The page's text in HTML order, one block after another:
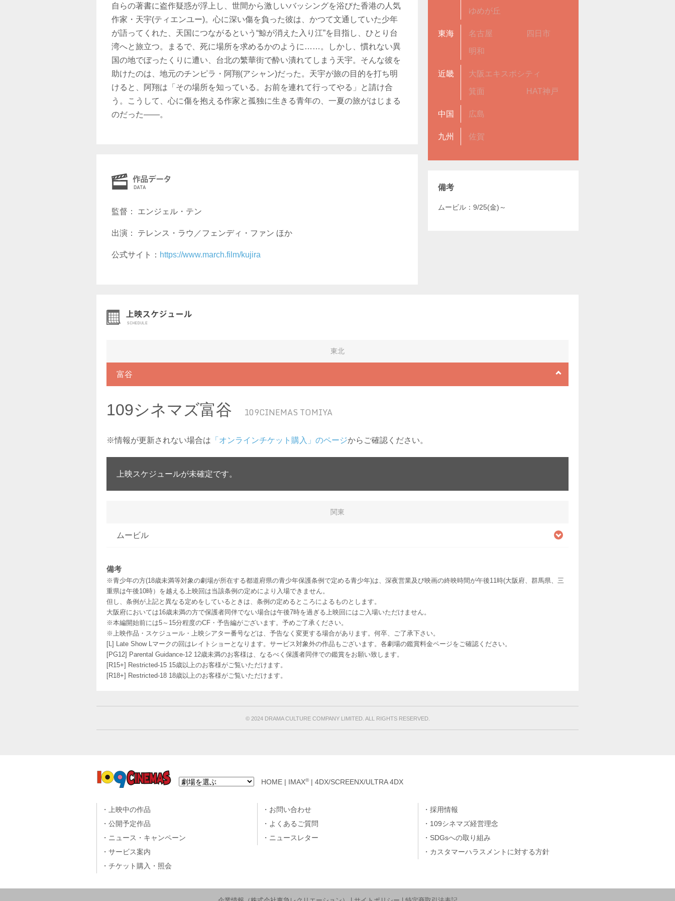
自らの著書に盗作疑惑が浮上し、世間から激しいバッシングを浴びた香港の人気
作家・天宇(ティエンユー)。心に深い傷を負った彼は、かつて文通していた少年
が語ってくれた、天国につながるという“鯨が消えた入り江”を目指し、ひとり台
湾へと旅立つ。まるで、死に場所を求めるかのように……。しかし、慣れない異
国の地でぼったくりに遭い、台北の繁華街で酔い潰れてしまう天宇。そんな彼を
助けたのは、地元のチンピラ・阿翔(アシャン)だった。天宇が旅の目的を打ち明
けると、阿翔は「その場所を知っている。お前を連れて行ってやる」と請け合
う。こうして、心に傷を抱える作家と孤独に生きる青年の、一夏の旅がはじまる
のだった――。
監督： エンジェル・テン
出演： テレンス・ラウ／フェンディ・ファン ほか
公式サイト： https://www.march.film/kujira
ゆめが丘
東海 名古屋 四日市
明和
近畿 大阪エキスポシティ
箕面 HAT神戸
中国 広島
九州 佐賀
備考
ムービル：9/25(金)～
東北
富谷
109シネマズ富谷 109CINEMAS TOMIYA
※情報が更新されない場合は 「オンラインチケット購入」のページからご確認ください。
上映スケジュールが未確定です。
関東
ムービル
備考
※青少年の方(18歳未満等対象の劇場が所在する都道府県の青少年保護条例で定める青少年)は、深夜営業及び映画の終映時間が午後11時(大阪府、群馬県、三
重県は午後10時）を越える上映回は当該条例の定めにより入場できません。
但し、条例が上記と異なる定めをしているときは、条例の定めるところによるものとします。
大阪府においては16歳未満の方で保護者同伴でない場合は午後7時を過ぎる上映回にはご入場いただけません。
※本編開始前には5～15分程度のCF・予告編がございます。予めご了承ください。
※上映作品・スケジュール・上映シアター番号などは、予告なく変更する場合があります。何卒、ご了承下さい。
[L] Late Show Lマークの回はレイトショーとなります。サービス対象外の作品もございます。各劇場の鑑賞料金ページをご確認ください。
[PG12] Parental Guidance-12 12歳未満のお客様は、なるべく保護者同伴での鑑賞をお願い致します。
[R15+] Restricted-15 15歳以上のお客様がご覧いただけます。
[R18+] Restricted-18 18歳以上のお客様がご覧いただけます。
©︎ 2024 DRAMA CULTURE COMPANY LIMITED. ALL RIGHTS RESERVED.
HOME IMAX®| 4DX/SCREENX/ULTRA 4DX
上映中の作品
公開予定作品
ニュース・キャンペーン
サービス案内
チケット購入・照会
お問い合わせ
よくあるご質問
ニュースレター
採用情報
109シネマズ経営理念
SDGsへの取り組み
カスタマーハラスメントに対する方針